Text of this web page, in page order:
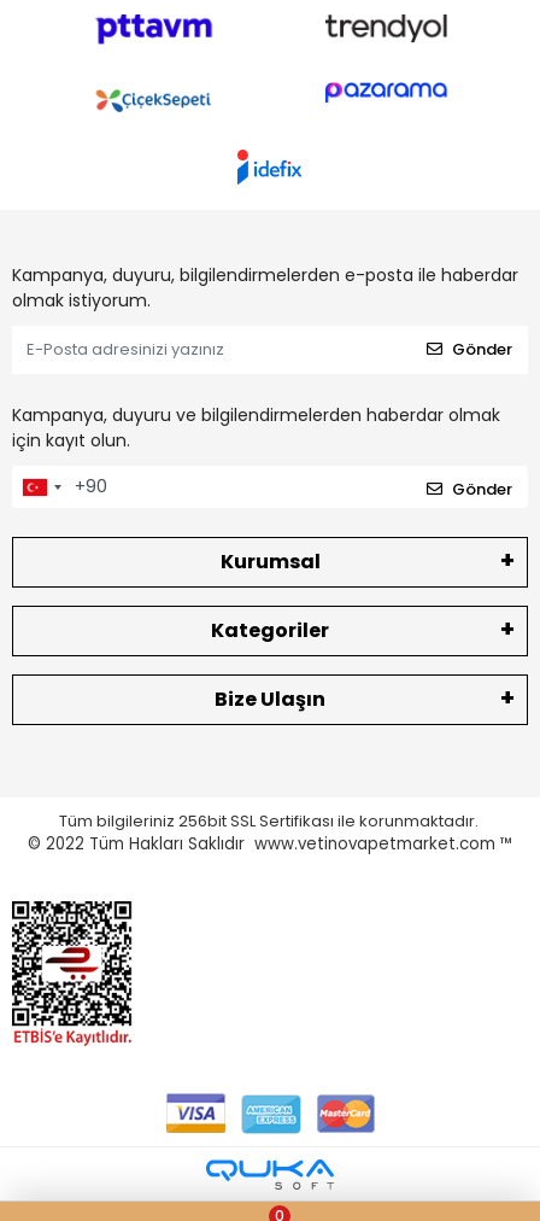
Kampanya, duyuru, bilgilendirmelerden e-posta ile haberdar
olmak istiyorum.
Gönder
Kampanya, duyuru ve bilgilendirmelerden haberdar olmak
için kayıt olun.
Gönder
Kurumsal
Kategoriler
Bize Ulaşın
Tüm bilgileriniz 256bit SSL Sertifikası ile korunmaktadır.
© 2022 Tüm Hakları Saklıdır www.vetinovapetmarket.com ™
0